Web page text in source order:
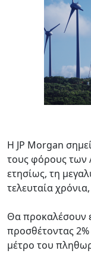
Η JP Morgan
τους φόρους των
ετησίως, τη
τελευταία
Θα προκαλέσουν
προσθέτοντας
μέτρο του